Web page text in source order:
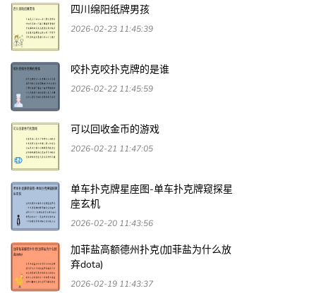
四川绵阳纸牌男孩
2026-02-23 11:45:39
咬扑克咬扑克牌的是谁
2026-02-22 11:45:59
可以回收金币的游戏
2026-02-21 11:47:05
单车扑克牌星座图-单车扑克牌窥探星
座玄机
2026-02-20 11:43:56
加菲盐高额德州扑克(加菲盐为什么放
弃dota)
2026-02-19 11:43:37